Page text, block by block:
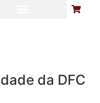
da DFC